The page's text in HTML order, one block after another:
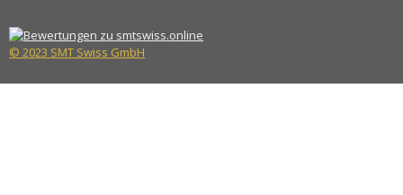
© 2023 SMT Swiss GmbH